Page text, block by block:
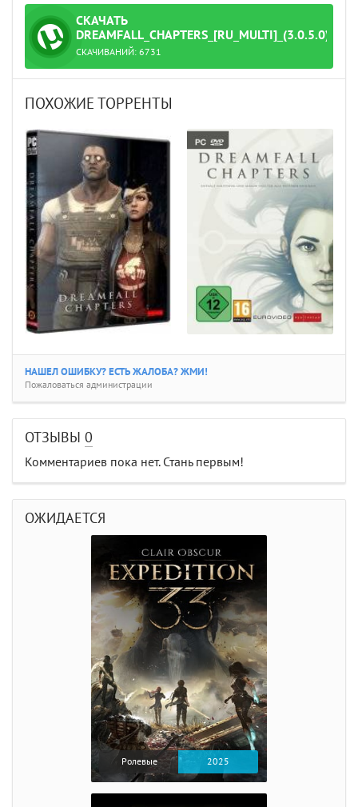
СКАЧАТЬ
ТОРРЕНТ
СКАЧИВАНИЙ: 6731
ПОХОЖИЕ ТОРРЕНТЫ
НАШЕЛ ОШИБКУ? ЕСТЬ ЖАЛОБА? ЖМИ!
Пожаловаться администрации
ОТЗЫВЫ 0
Комментариев пока нет. Стань первым!
ОЖИДАЕТСЯ
Ролевые 2025